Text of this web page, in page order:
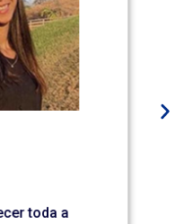
toda a